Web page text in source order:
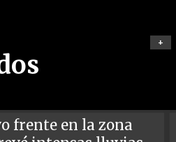
+
frente en la zona